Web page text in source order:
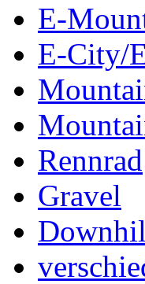
E-
E-City/
Rennrad
Gravel